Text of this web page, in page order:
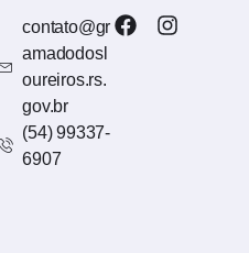
contato@gr
amadodosl
oureiros.rs.
gov.br
(54) 99337-
6907